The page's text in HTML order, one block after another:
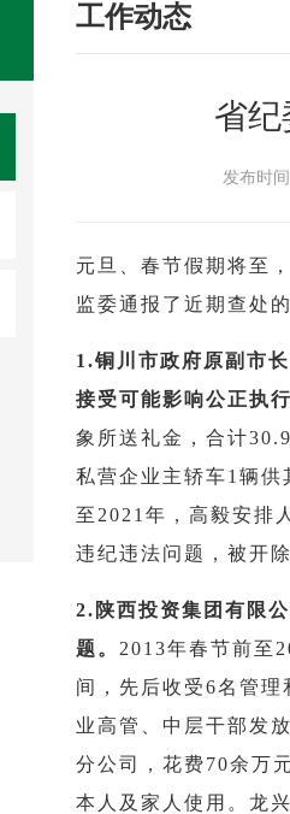
工作动态
省纪
发布时
元旦、春节假期将至
监委通报了近期查处
1.铜川市政府原副市
接受可能影响公正执
象所送礼金，合计
私营企业主轿车1辆
至2021年，高毅安排
违纪违法问题，被开
2.陕西投资集团有限
题。 2013年春节前至
间，先后收受6名管
业高管、中层干部发
分公司，花费70余万
本人及家人使用。龙